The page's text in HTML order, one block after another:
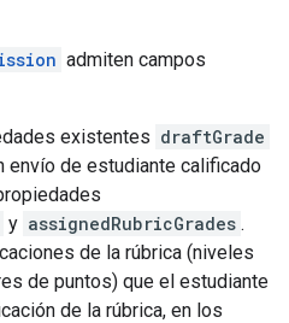
admiten campos
existentes draftGrade
envío de estudiante calificado
y assignedRubricGrades .
de la rúbrica (niveles
de puntos) que el estudiante
de la rúbrica, en los